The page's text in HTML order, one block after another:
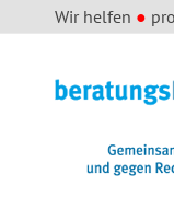
Wir helfen ●